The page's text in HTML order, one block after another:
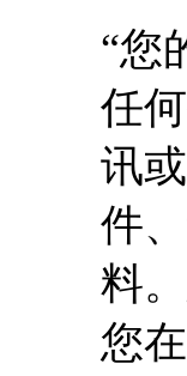
“您
任
讯
件
料
您